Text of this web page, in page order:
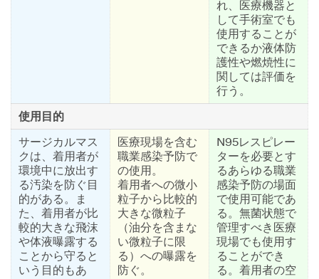
れ、医療機器と
して手術室でも
使用することが
できるか液体防
護性や燃焼性に
関しては評価を
行う。
使用目的
サージカルマス
クは、着用者が
環境中に放出す
る汚染を防ぐ目
的がある。ま
た、着用者が比
較的大きな飛沫
や体液曝露する
ことから守ると
いう目的もあ
医療現場を含む
職業感染予防で
の使用。
着用者への微小
粒子から比較的
大きな微粒子
（油分を含まな
い微粒子に限
る）への曝露を
防ぐ。
N95レスピレー
ターを必要とす
るあらゆる職業
感染予防の場面
で使用可能であ
る。無菌状態で
管理すべき医療
現場でも使用す
ることができ
る。着用者の空